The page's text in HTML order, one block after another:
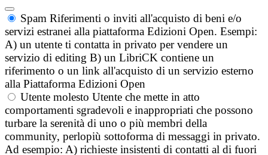
Spam Riferimenti o inviti all'acquisto di beni e/o
servizi estranei alla piattaforma Edizioni Open. Esempi:
A) un utente ti contatta in privato per vendere un
servizio di editing B) un LibriCK contiene un
riferimento o un link all'acquisto di un servizio esterno
alla Piattaforma Edizioni Open
Utente molesto Utente che mette in atto
comportamenti sgradevoli e inappropriati che possono
turbare la serenità di uno o più membri della
community, perlopiù sottoforma di messaggi in privato.
Ad esempio: A) richieste insistenti di contatti al di fuori